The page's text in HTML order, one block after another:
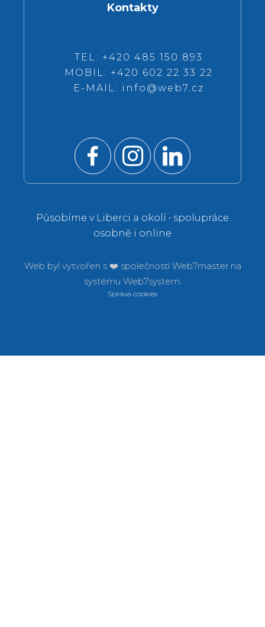
Kontakty
TEL: +420 485 150 893
MOBIL: +420 602 22 33 22
E-MAIL: info@web7.cz
Působíme v Liberci a okolí • spolupráce
osobně i online
Web byl vytvořen s ❤️ společnostíWeb7master na
systému Web7system.
Správa cookies